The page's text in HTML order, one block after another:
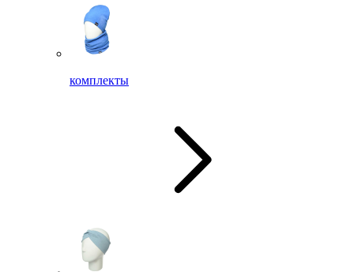
комплекты